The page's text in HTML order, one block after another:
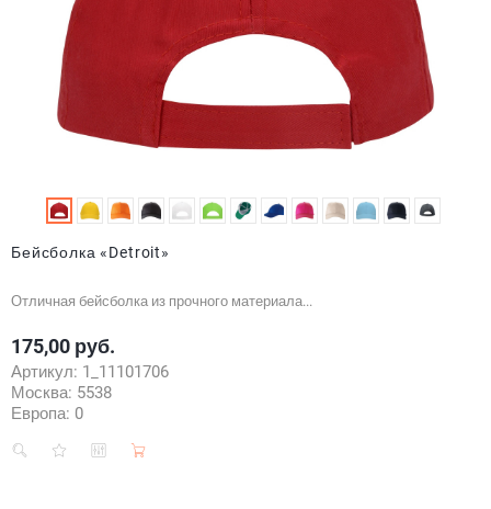
Бейсболка «Detroit»
Отличная бейсболка из прочного материала...
Цена
175,00 руб.
Артикул: 1_11101706
Москва: 5538
Европа: 0